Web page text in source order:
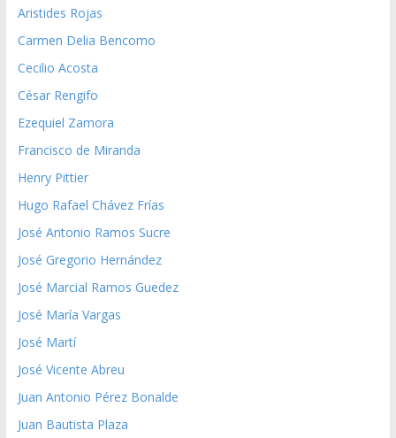
Aristides Rojas
Carmen Delia Bencomo
Cecilio Acosta
César Rengifo
Ezequiel Zamora
Francisco de Miranda
Henry Pittier
Hugo Rafael Chávez Frías
José Antonio Ramos Sucre
José Gregorio Hernández
José Marcial Ramos Guedez
José María Vargas
José Martí
José Vicente Abreu
Juan Antonio Pérez Bonalde
Juan Bautista Plaza